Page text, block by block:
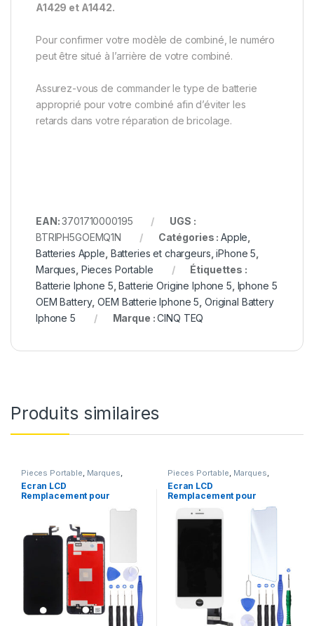
A1429 et A1442.
Pour confirmer votre modèle de combiné, le numéro
peut être situé à l’arrière de votre combiné.
Assurez-vous de commander le type de batterie
approprié pour votre combiné afin d’éviter les
retards dans votre réparation de bricolage.
EAN:3701710000195
UGS :
BTRIPH5GOEMQ1N
Catégories : Apple
Batteries Apple Batteries et chargeurs ,iPhone 5
Marques Pieces Portable
Étiquettes :
Batterie Iphone 5 ,Batterie Origine Iphone 5 Iphone 5
OEM Battery,OEM Batterie Iphone 5 Original Battery
Iphone 5
Marque :CINQ TEQ
Produits similaires
Pieces Portable, Marques,
Apple iPhone 6s
Ecran LCD
Remplacement pour
Pieces Portable, Marques,
Apple iPhone 7
Ecran LCD
Remplacement pour
Trempe +Kit